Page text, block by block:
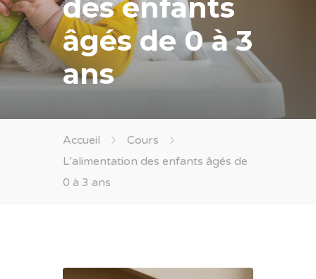
des enfants
âgés de 0 à 3
ans
Accueil
Cours
L’alimentation des enfants âgés de
0 à 3 ans